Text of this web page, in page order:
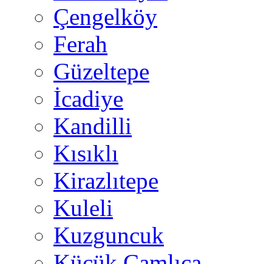
Çengelköy
Ferah
Güzeltepe
İcadiye
Kandilli
Kısıklı
Kirazlıtepe
Kuleli
Kuzguncuk